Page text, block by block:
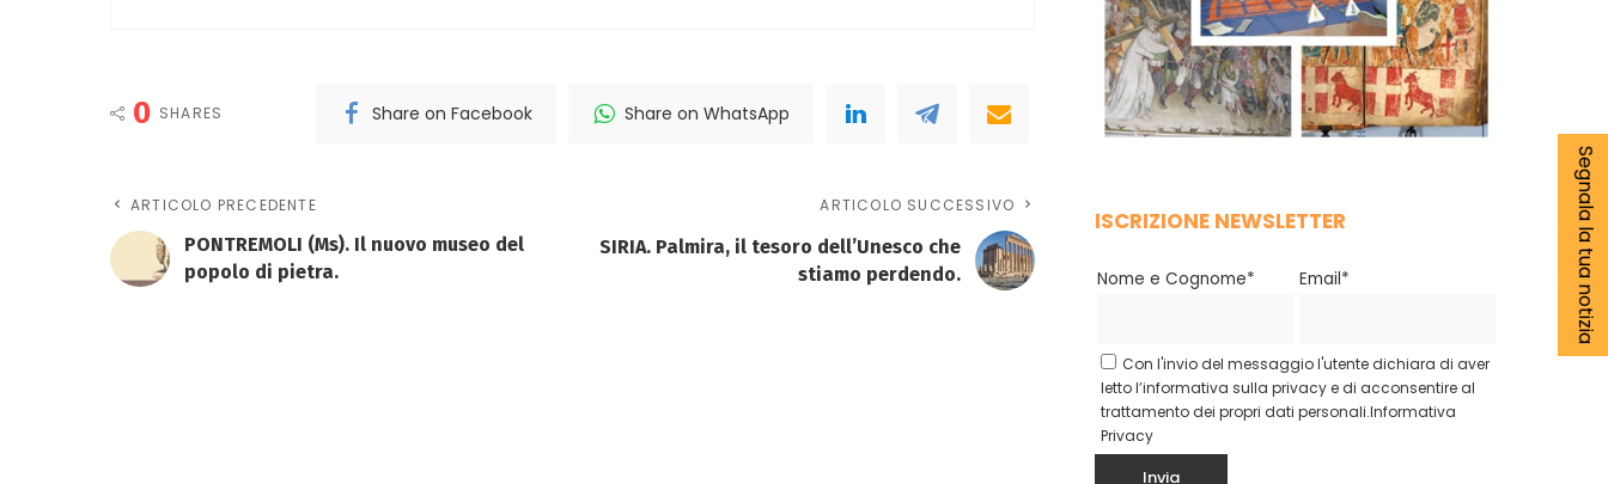
0 SHARES Share on Facebook Share on WhatsApp
ARTICOLO PRECEDENTE
PONTREMOLI (Ms). Il nuovo museo del
popolo di pietra.
ARTICOLO SUCCESSIVO
SIRIA. Palmira, il tesoro dell’Unesco che
stiamo perdendo.
ISCRIZIONE NEWSLETTER
Nome e Cognome* Email*
Con l'invio del messaggio l'utente dichiara di aver
letto l’informativa sulla privacy e di acconsentire al
trattamento dei propri dati personali.Informativa
Privacy
Segnala la tua notizia